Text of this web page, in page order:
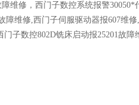
维修，西门子数控系统报警
障维修,西门子伺服驱动器报607维
门子数控802D铣床启动报25201故障